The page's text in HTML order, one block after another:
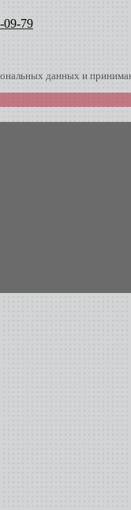
09-79
данных и